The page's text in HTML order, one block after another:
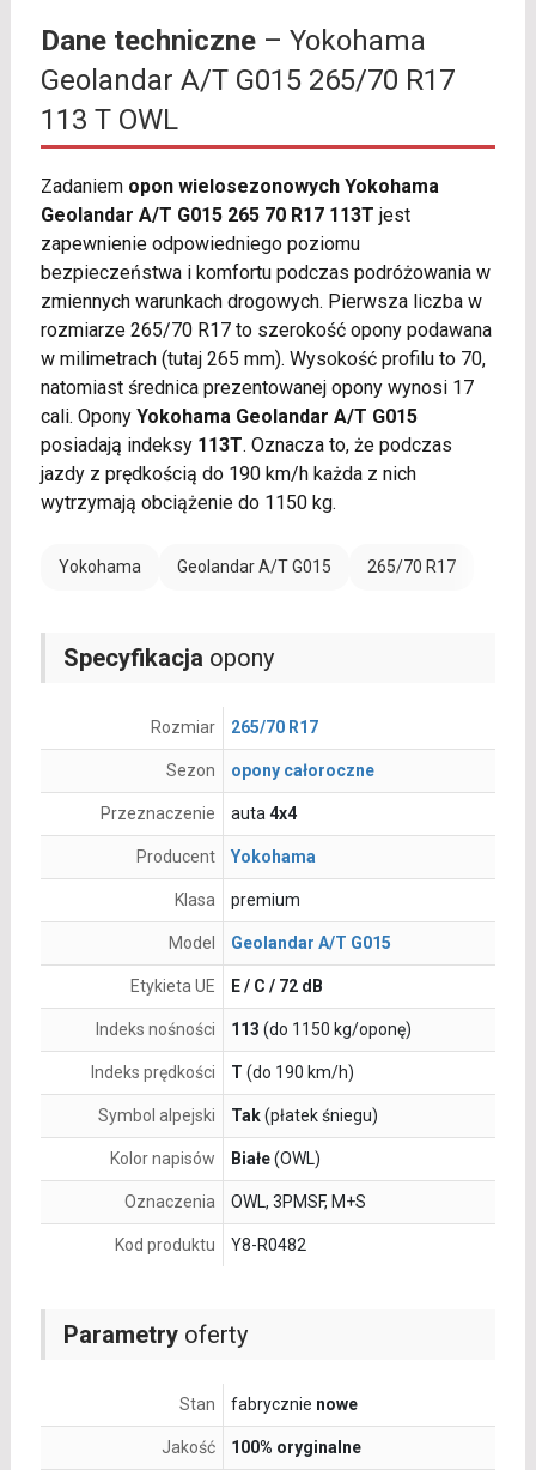
Dane techniczne– Yokohama
Geolandar A/T G015 265/70 R17
113 T OWL
Zadaniem opon wielosezonowych Yokohama
Geolandar A/T G015 265 70 R17 113T jest
zapewnienie odpowiedniego poziomu
bezpieczeństwa i komfortu podczas podróżowania w
zmiennych warunkach drogowych. Pierwsza liczba w
rozmiarze 265/70 R17 to szerokość opony podawana
w milimetrach (tutaj 265 mm). Wysokość profilu to 70,
natomiast średnica prezentowanej opony wynosi 17
cali. Opony Yokohama Geolandar A/T G015
posiadają indeksy 113T. Oznacza to, że podczas
jazdy z prędkością do 190 km/h każda z nich
wytrzymają obciążenie do 1150 kg.
Yokohama Geolandar A/T G015 265/70 R17
Parametryoferty
Stan fabrycznie nowe
Jakość 100% oryginalne
Specyfikacja opony
Rozmiar 265/70 R17
Sezon opony całoroczne
Przeznaczenie auta 4x4
Producent Yokohama
Klasa premium
Model Geolandar A/T G015
Etykieta UE E / C / 72 dB
Indeks nośności 113 (do 1150 kg/oponę)
Indeks prędkości T (do 190 km/h)
Symbol alpejski Tak(płatek śniegu)
Kolor napisów Białe(OWL)
Oznaczenia OWL, 3PMSF, M+S
Kod produktu Y8-R0482